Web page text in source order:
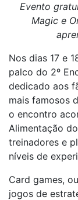
Evento
Magic e
Nos dias 17 e
palco do 2º
dedicado aos
mais famosos
o encontro
Alimentação
treinadores e
níveis de
Card games,
jogos de